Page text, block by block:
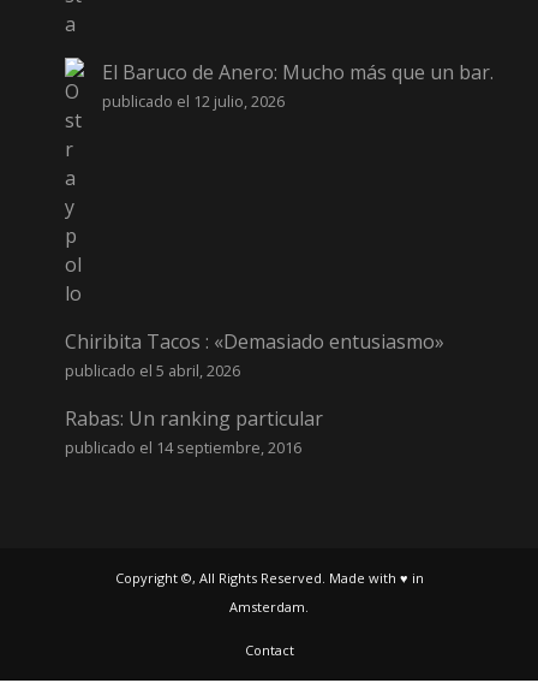
El Baruco de Anero: Mucho más que un bar.
publicado el 12 julio, 2026
Chiribita Tacos : «Demasiado entusiasmo»
publicado el 5 abril, 2026
Rabas: Un ranking particular
publicado el 14 septiembre, 2016
Copyright ©, All Rights Reserved. Made with ♥ in
Amsterdam.
Contact